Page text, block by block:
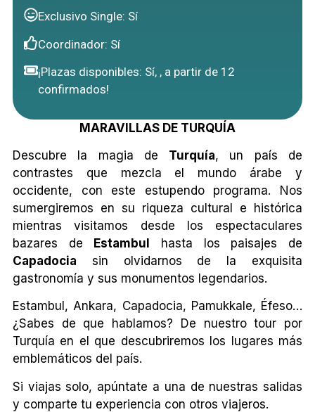
Exclusivo Single: Sí
Coordinador: Sí
¡Plazas disponibles: Sí, , a partir de 12
confirmados!
MARAVILLAS DE TURQUÍA
Descubre la magia de Turquía, un país de
contrastes que mezcla el mundo árabe y
occidente, con este estupendo programa. Nos
sumergiremos en su riqueza cultural e histórica
mientras visitamos desde los espectaculares
bazares de
Estambul
hasta los paisajes de
Capadocia sin olvidarnos de la exquisita
gastronomía y sus monumentos legendarios.
Estambul, Ankara, Capadocia, Pamukkale, Éfeso…
¿Sabes de que hablamos? De nuestro tour por
Turquía en el que descubriremos los lugares más
emblemáticos del país.
Si viajas solo, apúntate a una de nuestras salidas
y comparte tu experiencia con otros viajeros.